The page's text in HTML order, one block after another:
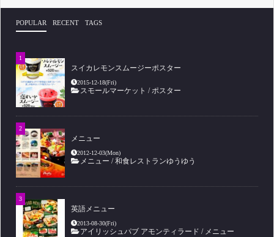
POPULAR RECENT TAGS
スイカレモンスムージーポスター
2015-12-18(Fri)
スモールマーケット /ポスター
メニュー
2012-12-03(Mon)
メニュー /和食レストランゆうゆう
英語メニュー
2013-08-30(Fri)
アイリッシュパブ アモンティラード / メニュー